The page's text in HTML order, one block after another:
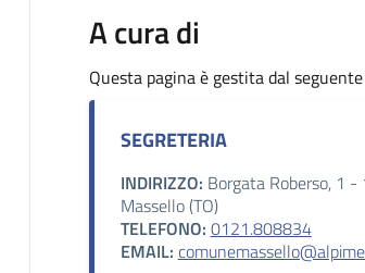
A cura di
Questa pagina è gestita dal
SEGRETERIA
INDIRIZZO: Borgata Roberso, 1
Massello (TO)
TELEFONO: 0121.808834
EMAIL: